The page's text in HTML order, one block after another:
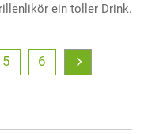
ein toller Drink.
5 6